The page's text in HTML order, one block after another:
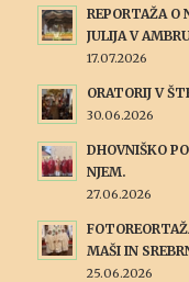
REPORTAŽA O
JULIJA V
17.07.2026
ORATORIJ V
30.06.2026
DHOVNIŠKO
NJEM.
27.06.2026
MAŠI IN
25.06.2026